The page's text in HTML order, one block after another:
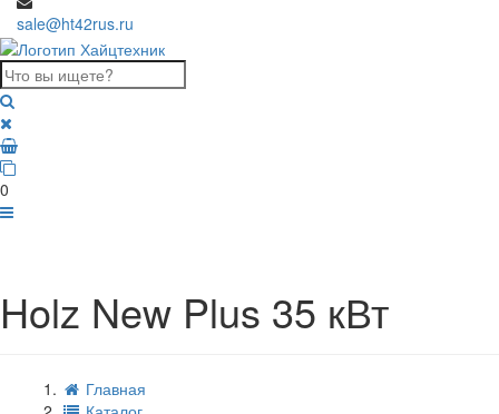
sale@ht42rus.ru
0
Holz New Plus 35 кВт
Главная